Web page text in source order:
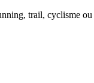
trail, cyclisme